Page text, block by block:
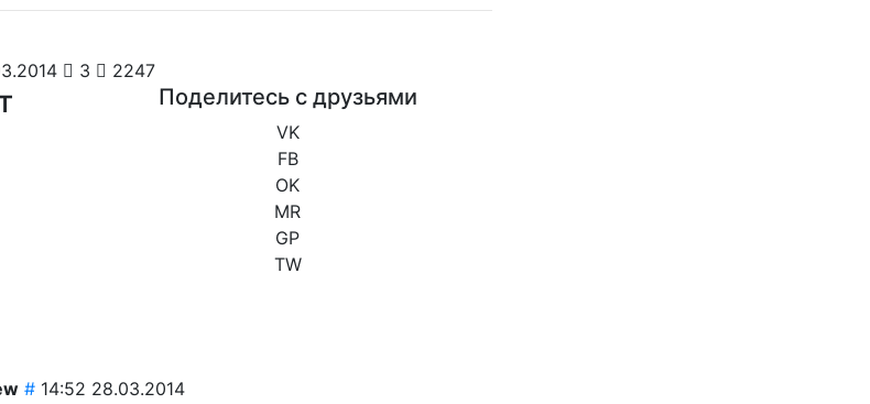
3 2247
Поделитесь с друзьями
VK
FB
OK
MR
GP
TW
# 14:52 28.03.2014